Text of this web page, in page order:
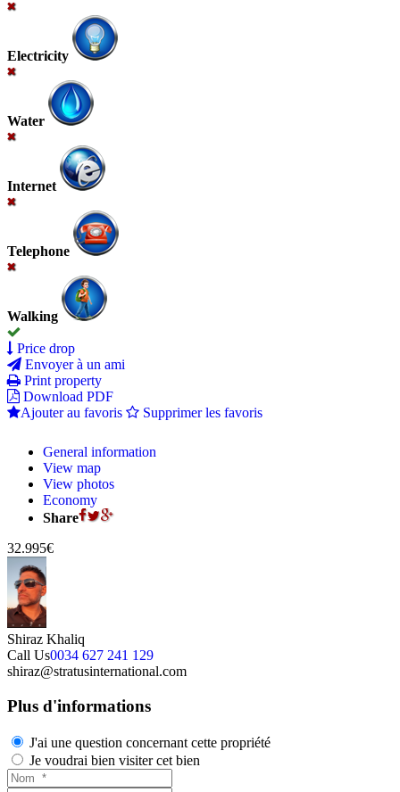
Electricity
Water
Internet
Telephone
Walking
Price drop
Envoyer à un ami
Print property
Download PDF
Ajouter au favoris
Supprimer les favoris
General information
View map
View photos
Economy
Share
32.995€
Shiraz Khaliq
Call Us0034 627 241 129
shiraz@stratusinternational.com
Plus d'informations
J'ai une question concernant cette propriété
Je voudrai bien visiter cet bien